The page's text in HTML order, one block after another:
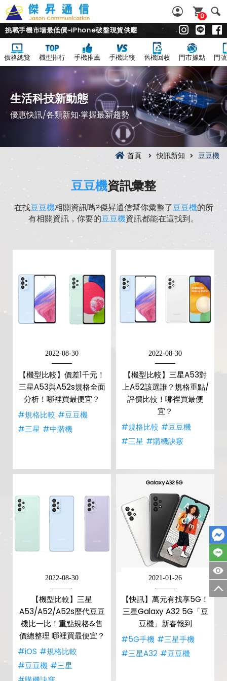
0
挑戰手機市場最低價~iPhone破盤現貨供應
價格總覽 機型排行 手機推薦 手機比較 舊機回收 門市據點 門
生活科技新動態
優惠快訊/各類新知‧掌握最新趨勢
首頁 快訊新知 豆豆機
豆豆機資訊彙整
在找豆豆機相關資訊嗎?傑昇通信幫你彙整了豆豆機的所
有相關資訊，你要的豆豆機資訊都能在這找到。
2022-08-30
【機型比較】價差1千元！
三星A53與A52s規格全面
分析！哪裡買最便宜？
#規格比較 #豆豆機
#三星 #中階機
2022-08-30
【機型比較】三星A53對
上A52該選誰？規格重點/
評價比較！哪裡買最便
宜？
#規格比較 #豆豆機
#三星 #購機訣竅
2022-08-30
【機型比較】三星
A53/A52/A52s歷代豆豆
機比一比！重點規格&售
價總整理 哪裡買最便宜？
#iOS #規格比較
#豆豆機 #三星
2021-01-26
【快訊】萬元有找享5G！
三星Galaxy A32 5G「豆
豆機」新春報到
#5G手機 #三星手機
#三星A32 #豆豆機